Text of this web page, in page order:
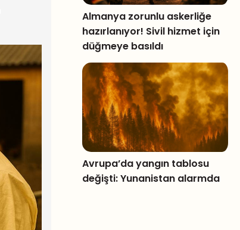
Almanya zorunlu askerliğe
hazırlanıyor! Sivil hizmet için
düğmeye basıldı
Avrupa’da yangın tablosu
değişti: Yunanistan alarmda